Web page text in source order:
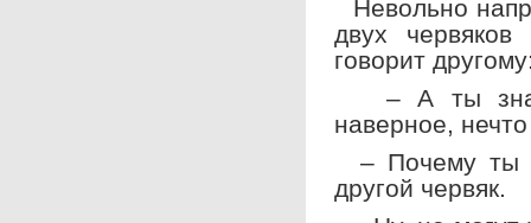
Невольно
двух
говорит
– А ты
наверное,
– Почему ты
другой червяк.